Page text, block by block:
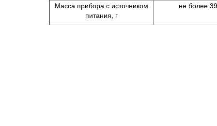
Масса прибора с источником
питания, г
не более